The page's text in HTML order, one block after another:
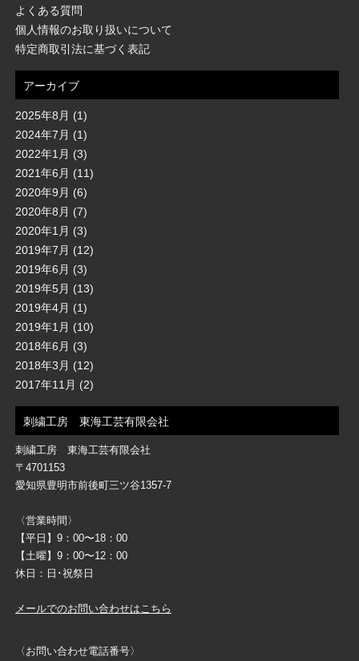
よくある質問
個人情報のお取り扱いについて
特定商取引法に基づく表記
アーカイブ
2025年8月 (1)
2024年7月 (1)
2022年1月 (3)
2021年6月 (11)
2020年9月 (6)
2020年8月 (7)
2020年1月 (3)
2019年7月 (12)
2019年6月 (3)
2019年5月 (13)
2019年4月 (1)
2019年1月 (10)
2018年6月 (3)
2018年3月 (12)
2017年11月 (2)
刺繍工房 東海工芸有限会社
刺繍工房 東海工芸有限会社
〒4701153
愛知県豊明市前後町三ツ谷1357-7
〈営業時間〉
【平日】9：00〜18：00
【土曜】9：00〜12：00
休日：日･祝祭日
メールでのお問い合わせはこちら
〈お問い合わせ電話番号〉